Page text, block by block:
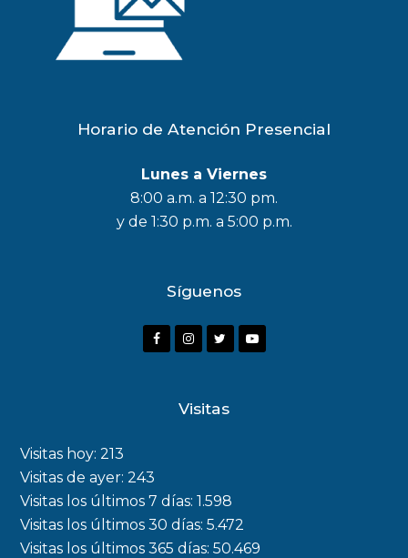
Horario de Atención Presencial
Lunes a Viernes
8:00 a.m. a 12:30 pm.
y de 1:30 p.m. a 5:00 p.m.
Síguenos
Visitas
Visitas hoy:213
Visitas de ayer:243
Visitas los últimos 7 días:1.598
Visitas los últimos 30 días:5.472
Visitas los últimos 365 días:50.469